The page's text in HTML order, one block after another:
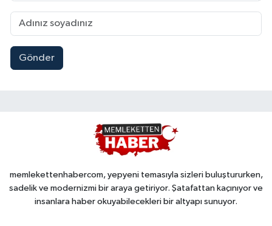
Gönder
memlekettenhabercom, yepyeni temasıyla sizleri buluştururken,
sadelik ve modernizmi bir araya getiriyor. Şatafattan kaçınıyor ve
insanlara haber okuyabilecekleri bir altyapı sunuyor.